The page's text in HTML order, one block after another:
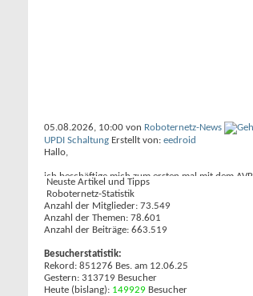
05.08.2026, 10:00 von Roboternetz-News
UPDI Schaltung Erstellt von: eedroid
Hallo,
ich beschäftige mich zum ersten mal mit dem
05.08.2026,
09:30 von
Was kann man mit einem alten GameBoy
Guten Abend,
ich habe mal ne kleine oder große Frage: Was
06:41
Alle neuen Beiträge listen
Neuste Artikel und Tipps
Roboternetz-Statistik
Anzahl der Mitglieder: 73.549
Anzahl der Themen: 78.601
Anzahl der Beiträge: 663.519
Besucherstatistik:
Rekord: 851276 Bes. am 12.06.25
Gestern: 313719 Besucher
Heute (bislang): 149929 Besucher